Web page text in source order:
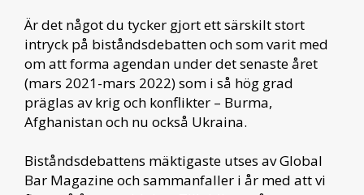
Är det något du tycker gjort ett särskilt stort
intryck på biståndsdebatten och som varit med
om att forma agendan under det senaste året
(mars 2021-mars 2022) som i så hög grad
präglas av krig och konflikter – Burma,
Afghanistan och nu också Ukraina.
Biståndsdebattens mäktigaste utses av Global
Bar Magazine och sammanfaller i år med att vi